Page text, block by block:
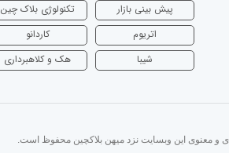
پیش بینی بازار
تکنولوژی بلاک چین
اتریوم
‌کاردانو
شیبا
هک و کلاهبرداری